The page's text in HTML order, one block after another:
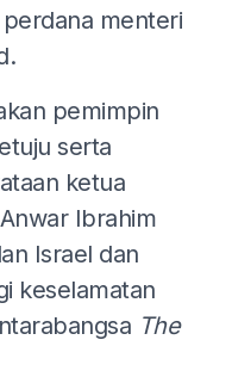
menteri
pemimpin
serta
ketua
Ibrahim
Israel dan
keselamatan
The